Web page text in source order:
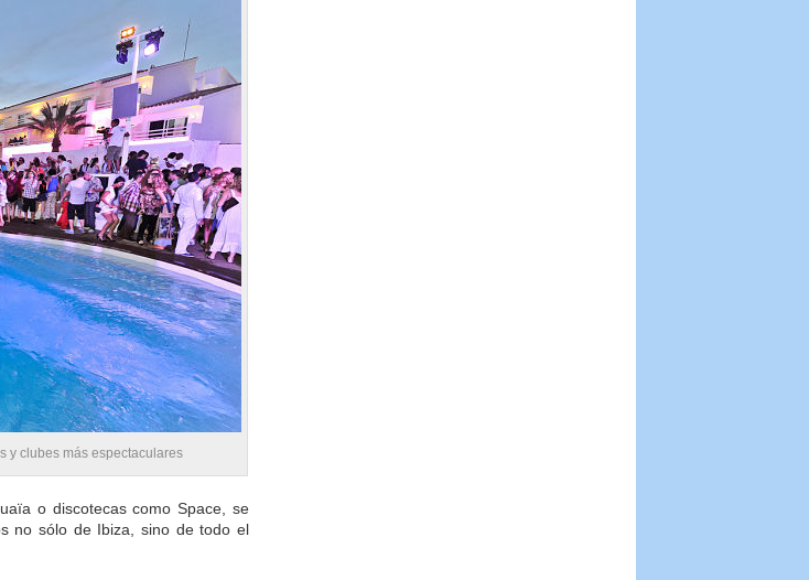
y clubes más espectaculares
o discotecas como Space, se
no sólo de Ibiza, sino de todo el